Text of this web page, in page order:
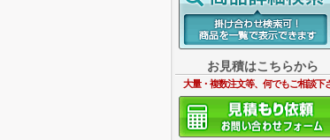
お見積はこちらから
大量・複数注文等、何でもご相談下